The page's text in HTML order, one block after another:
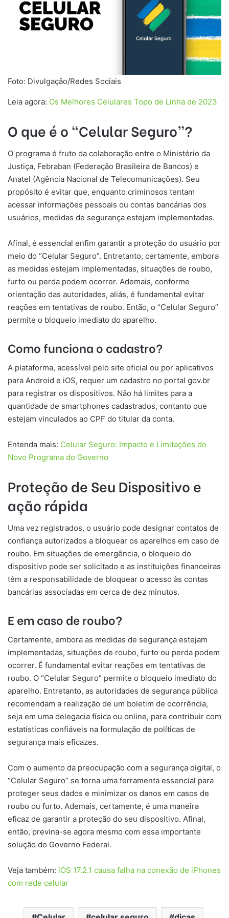
Foto: Divulgação/Redes Sociais
Leia agora: Os Melhores Celulares Topo de Linha de 2023
O que é o “Celular Seguro”?
O programa é fruto da colaboração entre o Ministério da
Justiça, Febraban (Federação Brasileira de Bancos) e
Anatel (Agência Nacional de Telecomunicações). Seu
propósito é evitar que, enquanto criminosos tentam
acessar informações pessoais ou contas bancárias dos
usuários, medidas de segurança estejam implementadas.
Afinal, é essencial enfim garantir a proteção do usuário por
meio do “Celular Seguro”. Entretanto, certamente, embora
as medidas estejam implementadas, situações de roubo,
furto ou perda podem ocorrer. Ademais, conforme
orientação das autoridades, aliás, é fundamental evitar
reações em tentativas de roubo. Então, o “Celular Seguro”
permite o bloqueio imediato do aparelho.
Como funciona o cadastro?
A plataforma, acessível pelo site oficial ou por aplicativos
para Android e iOS, requer um cadastro no portal gov.br
para registrar os dispositivos. Não há limites para a
quantidade de smartphones cadastrados, contanto que
estejam vinculados ao CPF do titular da conta.
Entenda mais: Celular Seguro: Impacto e Limitações do
Novo Programa do Governo
Proteção de Seu Dispositivo e
ação rápida
Uma vez registrados, o usuário pode designar contatos de
confiança autorizados a bloquear os aparelhos em caso de
roubo. Em situações de emergência, o bloqueio do
dispositivo pode ser solicitado e as instituições financeiras
têm a responsabilidade de bloquear o acesso às contas
bancárias associadas em cerca de dez minutos.
E em caso de roubo?
Certamente, embora as medidas de segurança estejam
implementadas, situações de roubo, furto ou perda podem
ocorrer. É fundamental evitar reações em tentativas de
roubo. O “Celular Seguro” permite o bloqueio imediato do
aparelho. Entretanto, as autoridades de segurança pública
recomendam a realização de um boletim de ocorrência,
seja em uma delegacia física ou online, para contribuir com
estatísticas confiáveis na formulação de políticas de
segurança mais eficazes.
Com o aumento da preocupação com a segurança digital, o
“Celular Seguro” se torna uma ferramenta essencial para
proteger seus dados e minimizar os danos em casos de
roubo ou furto. Ademais, certamente, é uma maneira
eficaz de garantir a proteção do seu dispositivo. Afinal,
então, previna-se agora mesmo com essa importante
solução do Governo Federal.
Veja também: iOS 17.2.1 causa falha na conexão de iPhones
com rede celular